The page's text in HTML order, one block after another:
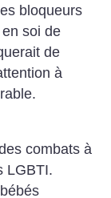
bloqueurs
en soi de
de
à
combats à
LGBTI.